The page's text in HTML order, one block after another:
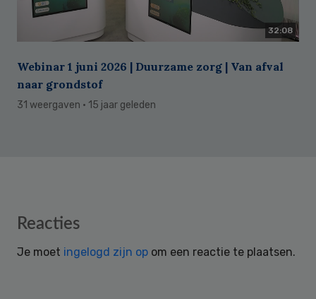
32:08
Webinar 1 juni 2026 | Duurzame zorg | Van afval
naar grondstof
31 weergaven · 15 jaar geleden
Reader
Reacties
Je moet ingelogd zijn op om een reactie te plaatsen.